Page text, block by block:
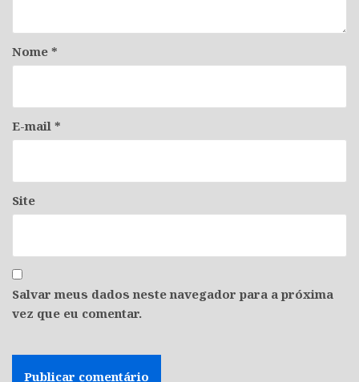
Nome *
E-mail *
Site
Salvar meus dados neste navegador para a próxima
vez que eu comentar.